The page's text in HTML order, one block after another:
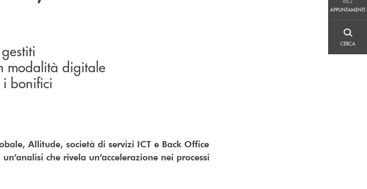
APPUNTAMENTI
CERCA
modalità digitale
i bonifici
Allitude, società di servizi ICT e Back Office
che rivela un’accelerazione nei processi